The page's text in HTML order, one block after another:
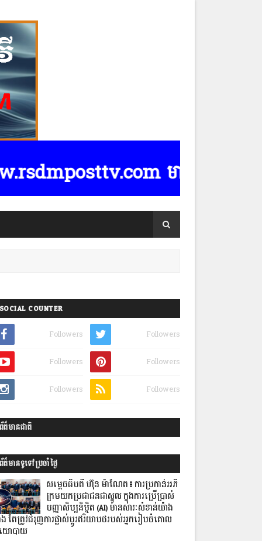
មានទទួលផ្សាយពាណិ
SOCIAL COUNTER
Followers
Followers
Followers Followers
Followers Followers
ព័ត៌មានជាតិ
ព័ត៌មានទូទៅប្រចាំថ្ងៃ
សម្តេចធិបតី ហ៊ុន ម៉ាណែត៖ ការប្រកាន់អភិ
ក្រមយកប្រជាជនជាស្នូល ក្នុងការប្រើប្រាស់
បញ្ញាសិប្បនិម្មិត (AI) មានសារៈសំខាន់យ៉ាង
ាំង តែត្រូវជំរុញការផ្លាស់ប្តូរឥរិយាបថរបស់អ្នករៀបចំគោល
ោបាយ